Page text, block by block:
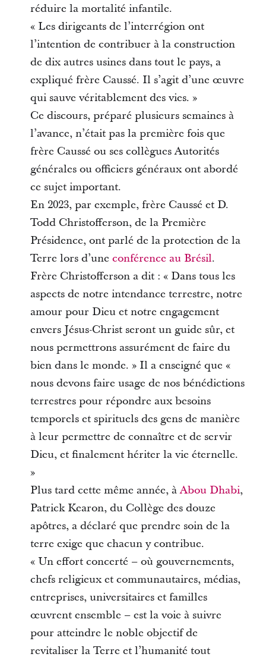
réduire la mortalité infantile.
« Les dirigeants de l’interrégion ont
l’intention de contribuer à la construction
de dix autres usines dans tout le pays, a
expliqué frère Caussé. Il s’agit d’une œuvre
qui sauve véritablement des vies. »
Ce discours, préparé plusieurs semaines à
l’avance, n’était pas la première fois que
frère Caussé ou ses collègues Autorités
générales ou officiers généraux ont abordé
ce sujet important.
En 2023, par exemple, frère Caussé et D.
Todd Christofferson, de la Première
Présidence, ont parlé de la protection de la
Terre lors d’une conférence au Brésil.
Frère Christofferson a dit : « Dans tous les
aspects de notre intendance terrestre, notre
amour pour Dieu et notre engagement
envers Jésus-Christ seront un guide sûr, et
nous permettrons assurément de faire du
bien dans le monde. » Il a enseigné que «
nous devons faire usage de nos bénédictions
terrestres pour répondre aux besoins
temporels et spirituels des gens de manière
à leur permettre de connaître et de servir
Dieu, et finalement hériter la vie éternelle.
»
Plus tard cette même année, àAbou Dhabi,
Patrick Kearon, du Collège des douze
apôtres, a déclaré que prendre soin de la
terre exige que chacun y contribue.
« Un effort concerté – où gouvernements,
chefs religieux et communautaires, médias,
entreprises, universitaires et familles
œuvrent ensemble – est la voie à suivre
pour atteindre le noble objectif de
revitaliser la Terre et l’humanité tout